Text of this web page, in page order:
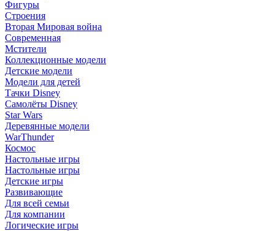
Фигуры
Строения
Вторая Мировая война
Современная
Мстители
Коллекционные модели
Детские модели
Модели для детей
Тачки Disney
Самолёты Disney
Star Wars
Деревянные модели
WarThunder
Космос
Настольные игры
Настольные игры
Детские игры
Развивающие
Для всей семьи
Для компании
Логические игры